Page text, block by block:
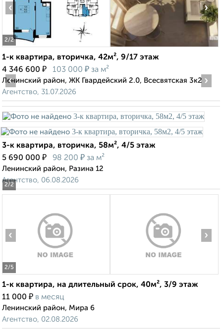
2/2
‹ ›
1-к квартира, вторичка, 42м², 9/17 этаж
4 346 600 ₽ 103 000 ₽ за м²
Ленинский район, ЖК Гвардейский 2.0, Всесвятская 3к2
Агентство, 31.07.2026
2/2
‹ ›
3-к квартира, вторичка, 58м², 4/5 этаж
5 690 000 ₽ 98 200 ₽ за м²
Ленинский район, Разина 12
Агентство, 06.08.2026
2/5
‹ ›
1-к квартира, на длительный срок, 40м², 3/9 этаж
11 000 ₽ в месяц
Ленинский район, Мира 6
Агентство, 02.08.2026